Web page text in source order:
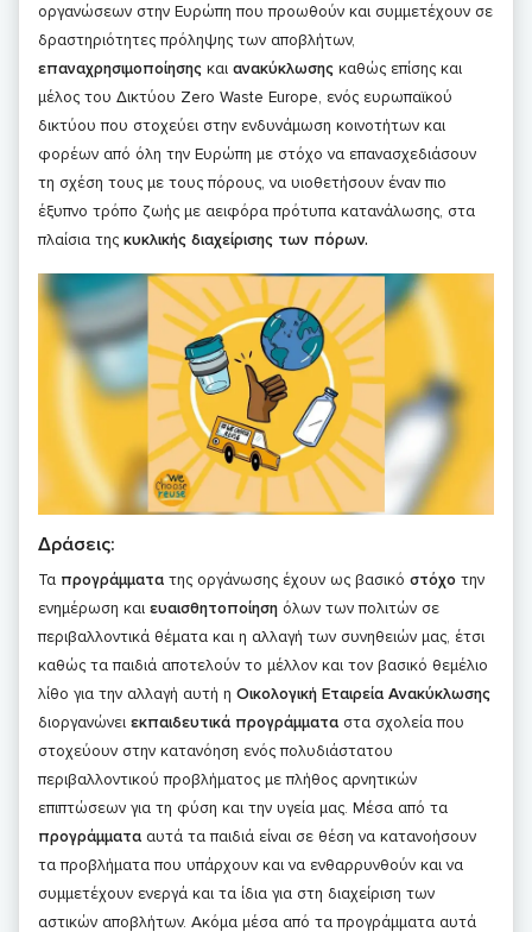
οργανώσεων στην Ευρώπη που προωθούν και συμμετέχουν σε
δραστηριότητες πρόληψης των αποβλήτων,
επαναχρησιμοποίησης και ανακύκλωσης καθώς επίσης και
μέλος του Δικτύου Zero Waste Europe, ενός ευρωπαϊκού
δικτύου που στοχεύει στην ενδυνάμωση κοινοτήτων και
φορέων από όλη την Ευρώπη με στόχο να επανασχεδιάσουν
τη σχέση τους με τους πόρους, να υιοθετήσουν έναν πιο
έξυπνο τρόπο ζωής με αειφόρα πρότυπα κατανάλωσης, στα
πλαίσια της κυκλικής διαχείρισης των πόρων.
Δράσεις:
Τα προγράμματα της οργάνωσης έχουν ως βασικό στόχο την
ενημέρωση και ευαισθητοποίηση όλων των πολιτών σε
περιβαλλοντικά θέματα και η αλλαγή των συνηθειών μας, έτσι
καθώς τα παιδιά αποτελούν το μέλλον και τον βασικό θεμέλιο
λίθο για την αλλαγή αυτή η Οικολογική Εταιρεία Ανακύκλωσης
διοργανώνει εκπαιδευτικά προγράμματα στα σχολεία που
στοχεύουν στην κατανόηση ενός πολυδιάστατου
περιβαλλοντικού προβλήματος με πλήθος αρνητικών
επιπτώσεων για τη φύση και την υγεία μας. Μέσα από τα
προγράμματα αυτά τα παιδιά είναι σε θέση να κατανοήσουν
τα προβλήματα που υπάρχουν και να ενθαρρυνθούν και να
συμμετέχουν ενεργά και τα ίδια για στη διαχείριση των
αστικών αποβλήτων. Ακόμα μέσα από τα προγράμματα αυτά